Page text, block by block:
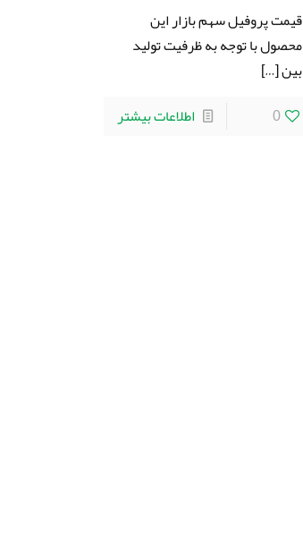
قیمت پروفیل سهم بازار این
محصول با توجه به ظرفیت تولید
بین[…]
0
اطلاعات بیشتر